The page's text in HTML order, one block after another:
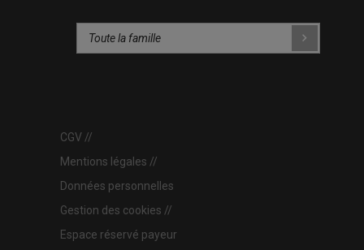
CGV
Mentions légales
Données personnelles
Gestion des cookies
Espace réservé payeur